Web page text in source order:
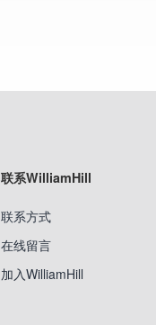
联系WilliamHill
联系方式
在线留言
加入WilliamHill